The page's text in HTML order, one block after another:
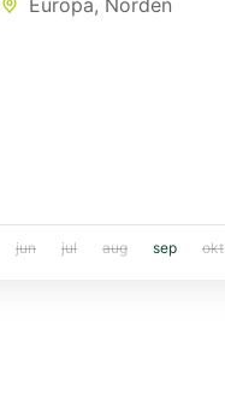
Europa, Norden
jun jul aug sep okt